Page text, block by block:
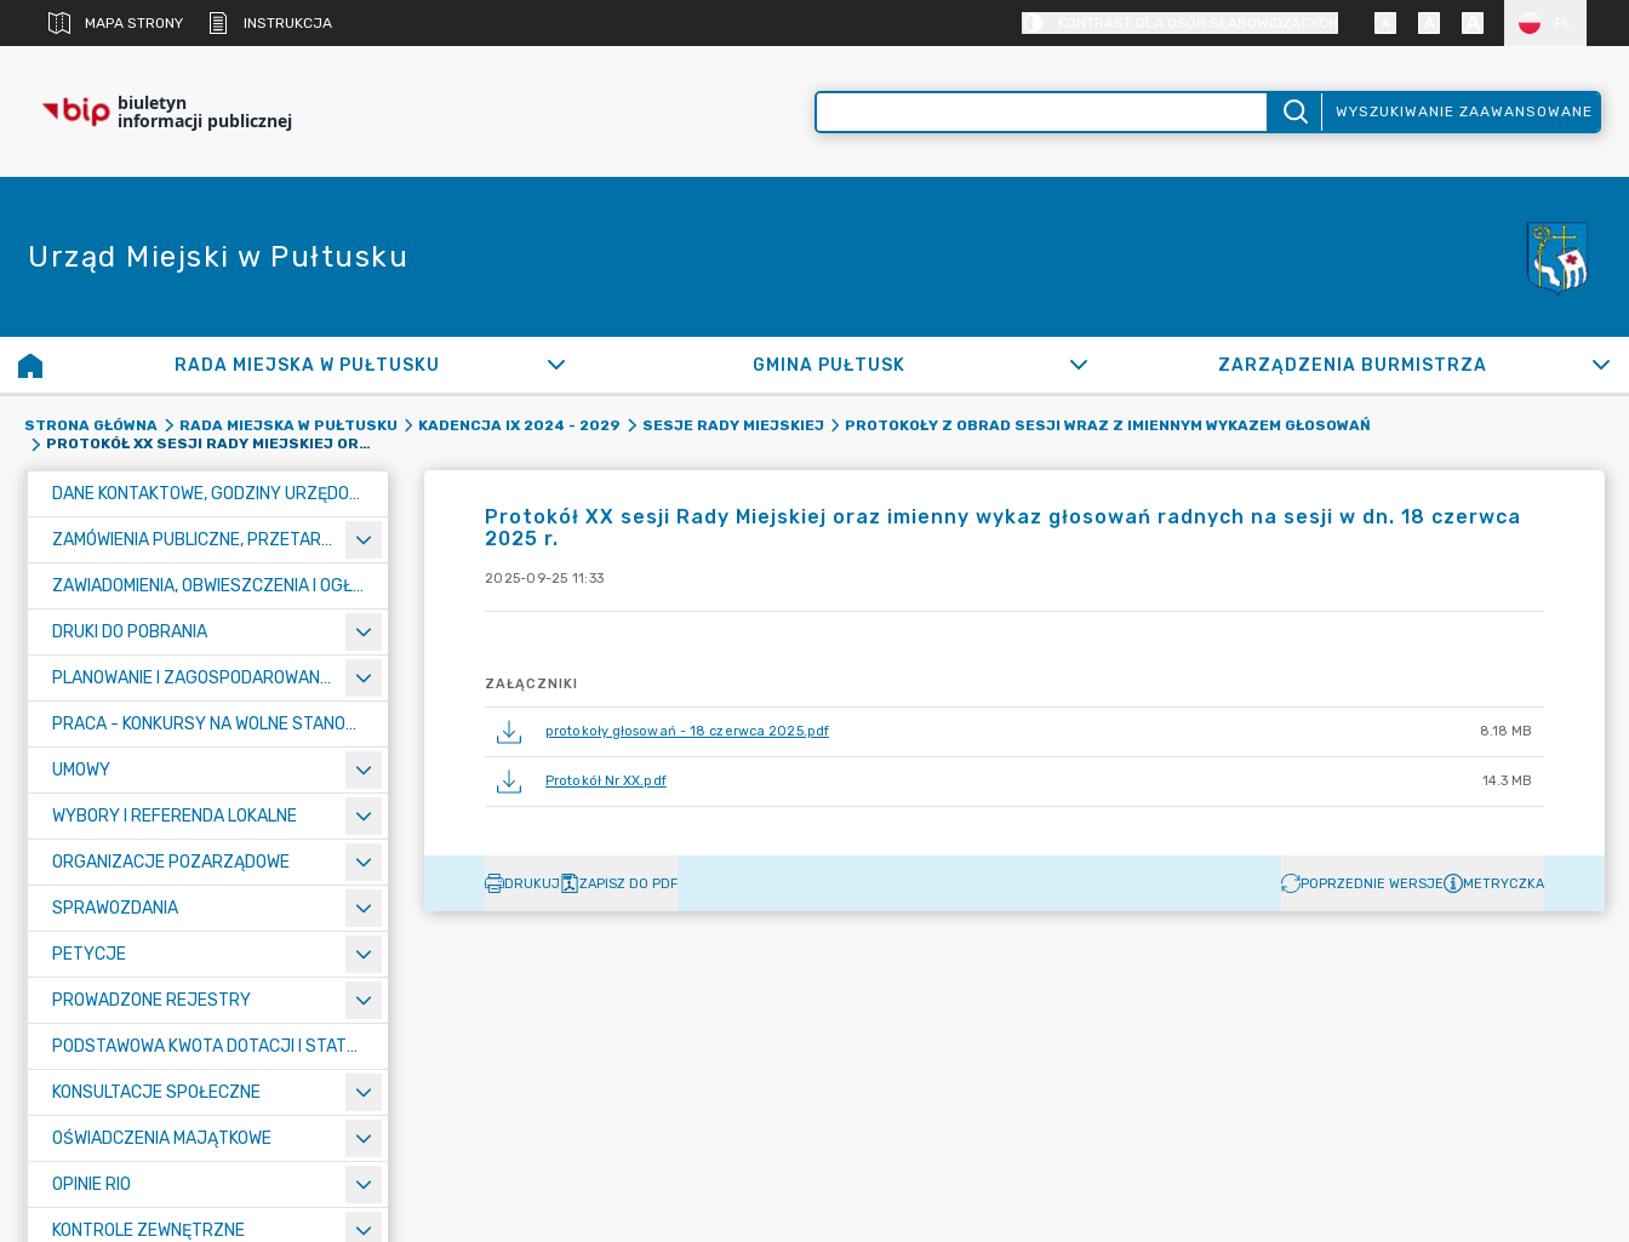
MAPA STRONY INSTRUKCJA
biuletyn
informacji publicznej WYSZUKIWANIE ZAAWANSOWANE
Urząd Miejski w Pułtusku
RADA MIEJSKA W PUŁTUSKU GMINA PUŁTUSK ZARZĄDZENIA BURMISTRZA
STRONA GŁÓWNA RADA MIEJSKA W PUŁTUSKU KADENCJA IX 2024 - 2029 SESJE RADY MIEJSKIEJ
PROTOKOŁY Z OBRAD SESJI WRAZ Z IMIENNYM WYKAZEM GŁOSOWAŃ
PROTOKÓŁ XX SESJI RADY MIEJSKIEJ ORAZ IMIENNY WYKAZ GŁOSOWAŃ RADNYCH NA SESJI W DN. 18 CZERWCA 2025 R.
DANE KONTAKTOWE, GODZINY URZĘDOWANIA I NUMER KONTA BANKOWEGO
ZAMÓWIENIA PUBLICZNE, PRZETARGI, KONKURSY
ZAWIADOMIENIA, OBWIESZCZENIA I OGŁOSZENIA
DRUKI DO POBRANIA
PLANOWANIE I ZAGOSPODAROWANIE PRZESTRZENNE
PRACA - KONKURSY NA WOLNE STANOWISKA
UMOWY
WYBORY I REFERENDA LOKALNE
ORGANIZACJE POZARZĄDOWE
SPRAWOZDANIA
PETYCJE
PROWADZONE REJESTRY
PODSTAWOWA KWOTA DOTACJI I STATYSTYCZNA LICZBA UCZNIÓW
KONSULTACJE SPOŁECZNE
OŚWIADCZENIA MAJĄTKOWE
OPINIE RIO
KONTROLE ZEWNĘTRZNE
Protokół XX sesji Rady Miejskiej oraz imienny wykaz głosowań radnych na sesji w dn. 18 czerwca
2025 r.
2025-09-25 11:33
ZAŁĄCZNIKI
protokoły głosowań - 18 czerwca 2025.pdf 8.18 MB
Protokół Nr XX.pdf 14.3 MB
DRUKUJ ZAPISZ DO PDF POPRZEDNIE WERSJE METRYCZKA